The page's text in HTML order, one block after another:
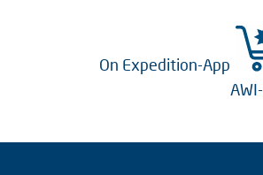
On Expedition-App